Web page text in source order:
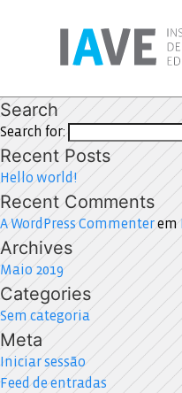
Search
Search for:
Recent Posts
Hello world!
Recent Comments
A WordPress Commenterem
Archives
Maio 2019
Categories
Sem categoria
Meta
Iniciar sessão
Feed de entradas